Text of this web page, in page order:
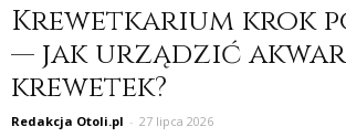
Krewetkarium krok
— jak urządzić
krewetek?
Redakcja Otoli.pl - 27 lipca 2026